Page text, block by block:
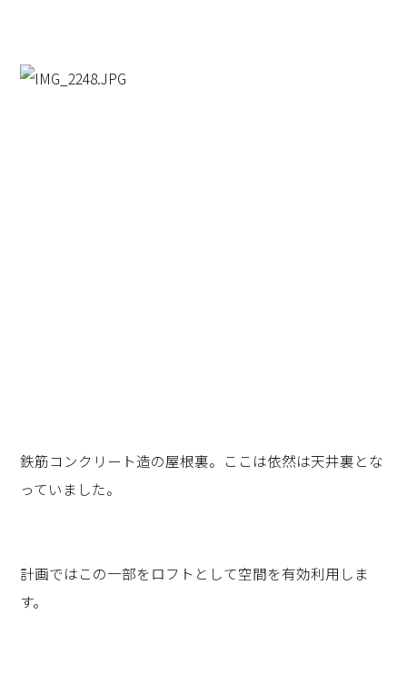
鉄筋コンクリート造の屋根裏。ここは依然は天井裏とな
っていました。
計画ではこの一部をロフトとして空間を有効利用しま
す。